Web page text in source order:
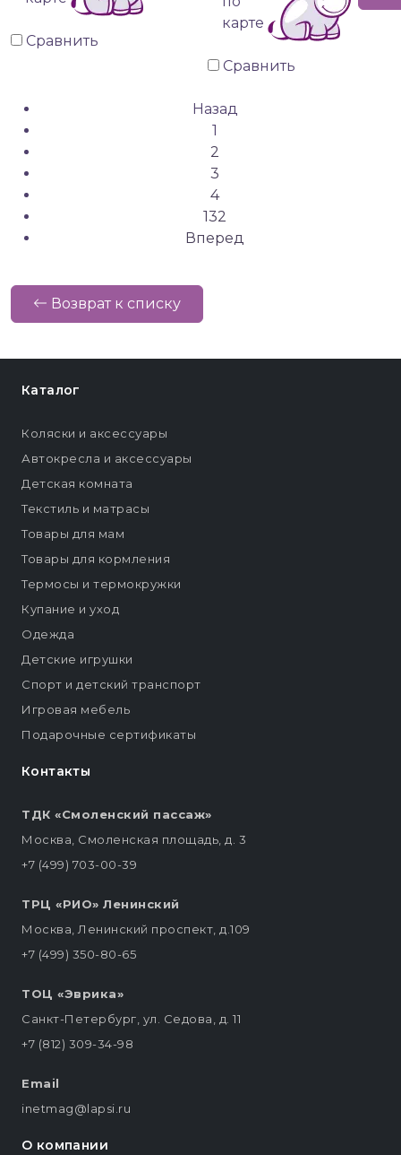
Сравнить
карте
Сравнить
Назад
1
2
3
4
132
Вперед
Возврат к списку
Контакты
ТДК «Смоленский пассаж»
Москва, Смоленская площадь, д. 3
+7 (499) 703-00-39
ТРЦ «РИО» Ленинский
Москва, Ленинский проспект, д.109
+7 (499) 350-80-65
ТОЦ «Эврика»
Санкт-Петербург, ул. Седова, д. 11
+7 (812) 309-34-98
Email
inetmag@lapsi.ru
Каталог
Коляски и аксессуары
Автокресла и аксессуары
Детская комната
Текстиль и матрасы
Товары для мам
Товары для кормления
Термосы и термокружки
Купание и уход
Одежда
Детские игрушки
Спорт и детский транспорт
Игровая мебель
Подарочные сертификаты
О компании